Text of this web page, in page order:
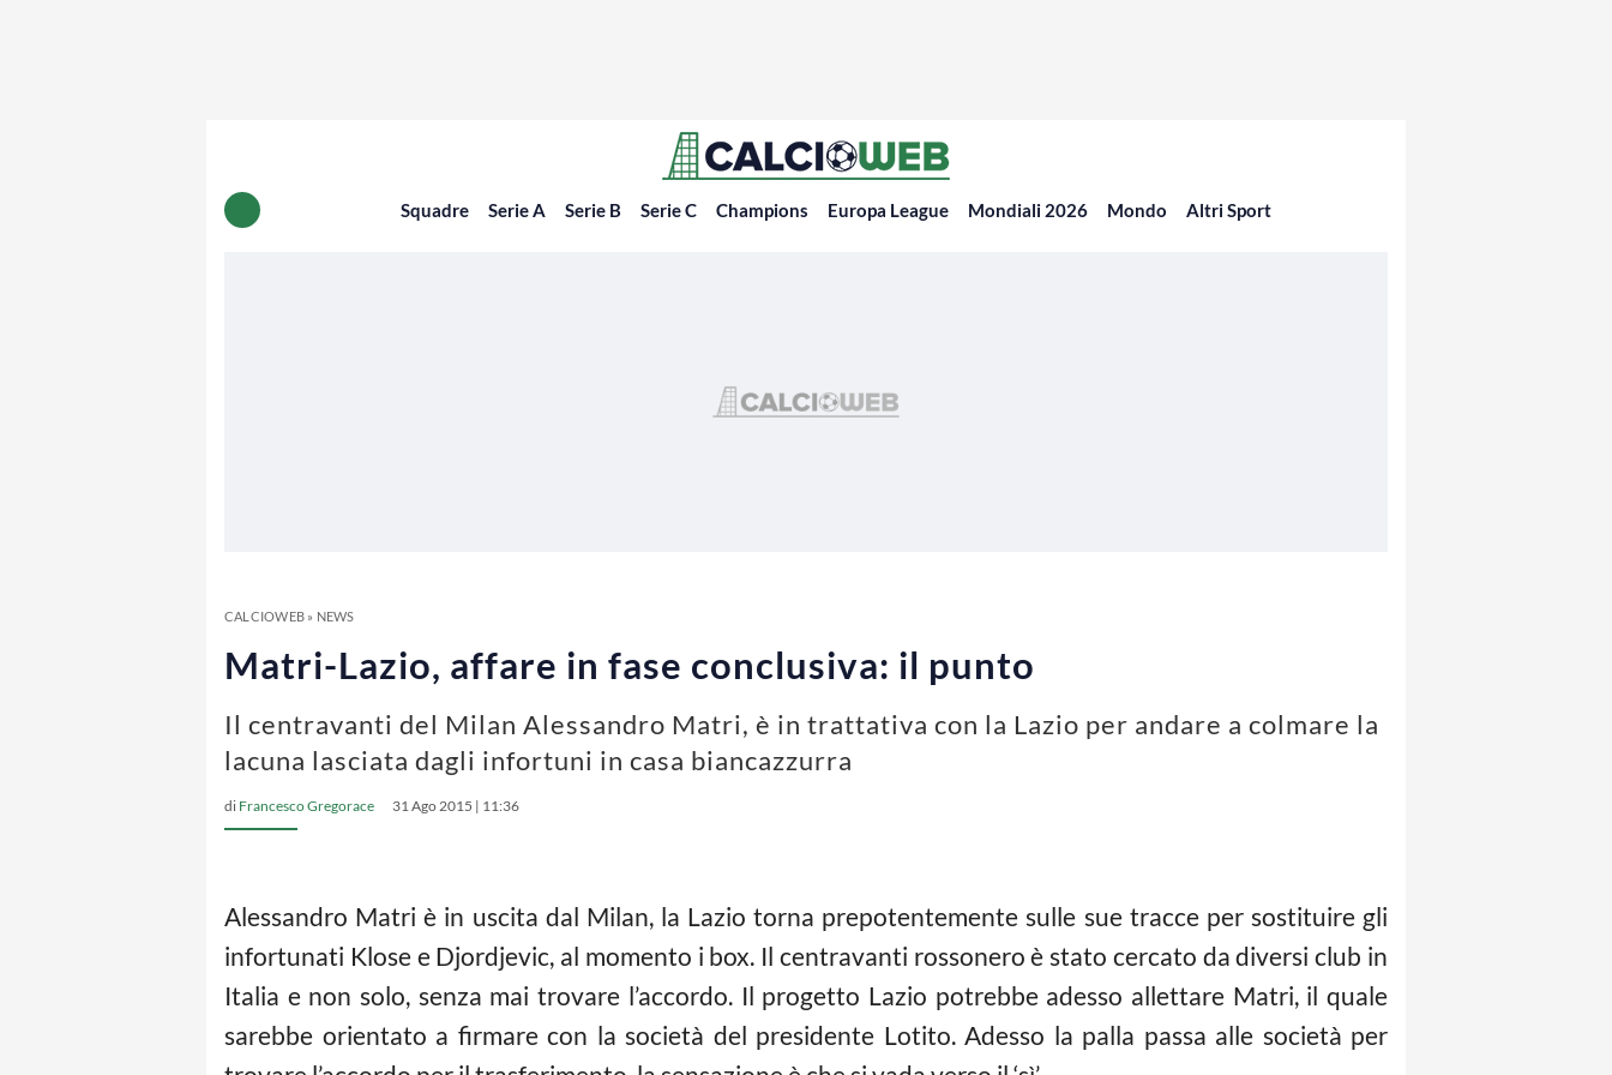
Squadre Serie A Serie B Serie C Champions Europa League Mondiali 2026 Mondo Altri Sport
CALCIOWEB» NEWS
Matri-Lazio, affare in fase conclusiva: il punto
Il centravanti del Milan Alessandro Matri, è in trattativa con la Lazio per andare a colmare la
lacuna lasciata dagli infortuni in casa biancazzurra
di Francesco Gregorace 31 Ago 2015 | 11:36
Alessandro Matri è in uscita dal Milan, la Lazio torna prepotentemente sulle sue tracce per sostituire gli
infortunati Klose e Djordjevic, al momento i box. Il centravanti rossonero è stato cercato da diversi club in
Italia e non solo, senza mai trovare l’accordo. Il progetto Lazio potrebbe adesso allettare Matri, il quale
sarebbe orientato a firmare con la società del presidente Lotito. Adesso la palla passa alle società per